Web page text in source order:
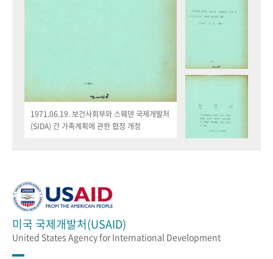
1971.06.19. 보건사회부와 스웨덴 국제개발처
(SIDA) 간 가족계획에 관한 협정 개정
미국 국제개발처(USAID)
United States Agency for International Development